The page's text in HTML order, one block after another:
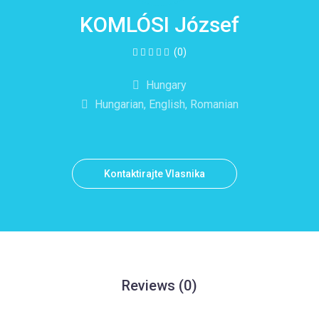
KOMLÓSI József
(0)
Hungary
Hungarian, English, Romanian
Kontaktirajte Vlasnika
Reviews (0)